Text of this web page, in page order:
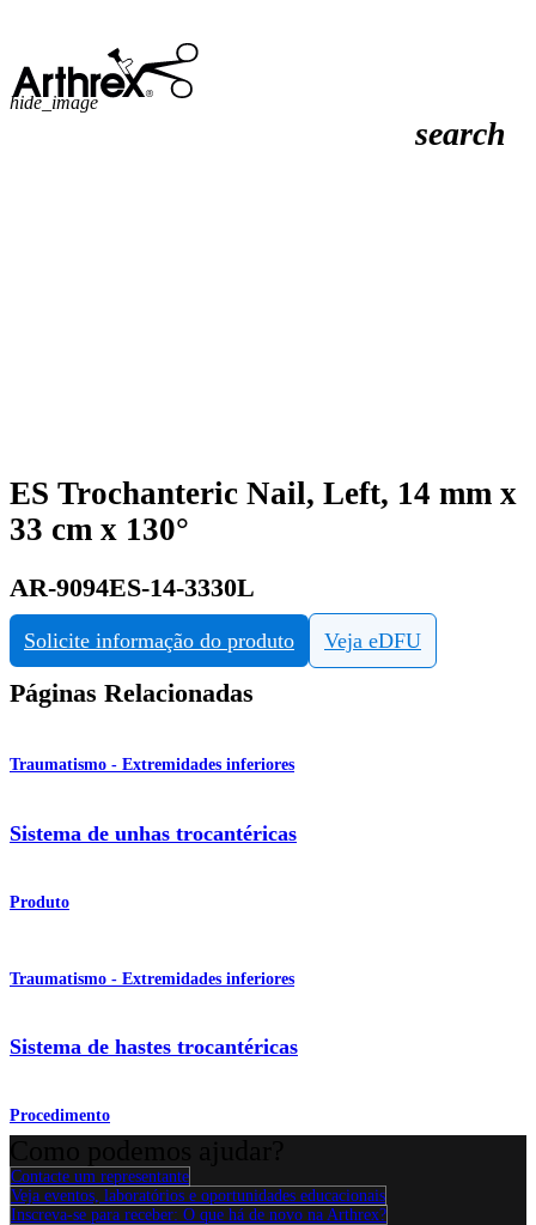
search
hide_image
ES Trochanteric Nail, Left, 14 mm x
33 cm x 130°
AR-9094ES-14-3330L
Solicite informação do produto Veja eDFU
Páginas Relacionadas
Traumatismo - Extremidades inferiores
Sistema de unhas trocantéricas
Produto
Traumatismo - Extremidades inferiores
Sistema de hastes trocantéricas
Procedimento
Contacte um representante
Veja eventos, laboratórios e oportunidades educacionais
Inscreva-se para receber: O que há de novo na Arthrex?